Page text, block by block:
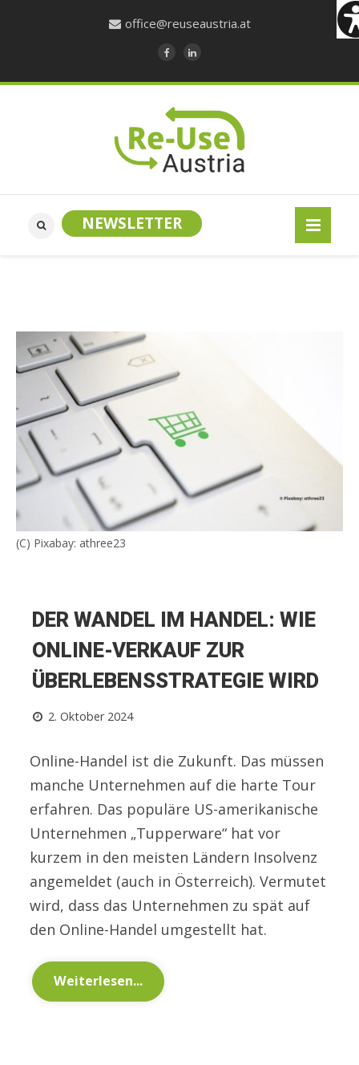
office@reuseaustria.at
NEWSLETTER
(C) Pixabay: athree23
DER WANDEL IM HANDEL: WIE
ONLINE-VERKAUF ZUR
ÜBERLEBENSSTRATEGIE WIRD
2. Oktober 2024
Online-Handel ist die Zukunft. Das müssen
manche Unternehmen auf die harte Tour
erfahren. Das populäre US-amerikanische
Unternehmen „Tupperware“ hat vor
kurzem in den meisten Ländern Insolvenz
angemeldet (auch in Österreich). Vermutet
wird, dass das Unternehmen zu spät auf
den Online-Handel umgestellt hat.
Weiterlesen...